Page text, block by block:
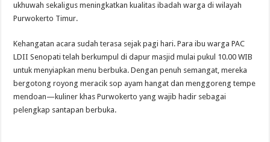
ukhuwah sekaligus meningkatkan kualitas ibadah warga di wilayah
Purwokerto Timur.
Kehangatan acara sudah terasa sejak pagi hari. Para ibu warga PAC
LDII Senopati telah berkumpul di dapur masjid mulai pukul 10.00 WIB
untuk menyiapkan menu berbuka. Dengan penuh semangat, mereka
bergotong royong meracik sop ayam hangat dan menggoreng tempe
mendoan—kuliner khas Purwokerto yang wajib hadir sebagai
pelengkap santapan berbuka.